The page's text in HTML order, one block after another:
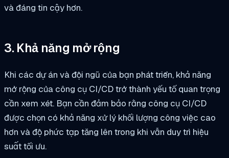
và đáng tin cậy hơn.
3. Khả năng mở rộng
Khi các dự án và đội ngũ của bạn phát triển, khả năng
mở rộng của công cụ CI/CD trở thành yếu tố quan trọng
cần xem xét. Bạn cần đảm bảo rằng công cụ CI/CD
được chọn có khả năng xử lý khối lượng công việc cao
hơn và độ phức tạp tăng lên trong khi vẫn duy trì hiệu
suất tối ưu.